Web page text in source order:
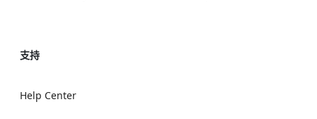
支持
Help Center